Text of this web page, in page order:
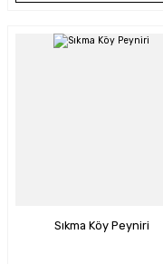
Sıkma Köy Peyniri